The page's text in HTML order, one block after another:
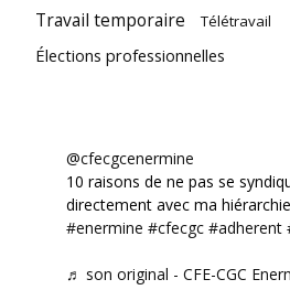
Travail temporaire Télétravail
Élections professionnelles
@cfecgcenermine
10 raisons de ne pas se
directement avec ma
#enermine #cfecgc #adherent
♬ son original - CFE-CGC